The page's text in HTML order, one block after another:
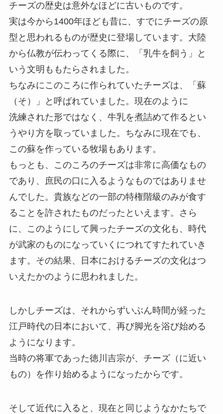
チーズの歴史は意外なほどに古いものです。
実は今から1400年ほども昔に、すでにチーズの原
型と思われるものが歴史に登場しています。大陸
から仏教が伝わってくる際に、「乳牛を飼う」と
いう文明ももたらされました。
ちなみにこのころに作られていたチーズは、「蘇
（そ）」と呼ばれていました。現在のように
洗練された形ではなく、牛乳を煮詰めて作るとい
うやり方を取っていました。ちなみに現在でも、
この蘇を作っている牧場もあります。
もっとも、このころのチーズは非常に高価なもの
であり、庶民の口に入るようなものではありませ
んでした。貴族などの一部の特権階級のみが食す
ることを許されたものだったといえます。さら
に、このようにして興ったチーズの文化も、時代
が武家のものになっていくにつれてすたれていき
ます。その結果、日本におけるチーズの文化はつ
いえたかのように思われました。
しかしチーズは、それからずいぶん時間が経った
江戸時代の日本において、再び脚光を浴び始める
ようになります。
当時の将軍であった徳川吉宗が、チーズ（に近い
もの）を作り始めるようになったからです。
そして近代に入ると、現在と同じようなかたちで